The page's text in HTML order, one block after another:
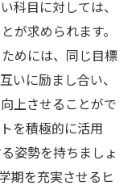
科目に対しては、
が求められます。
めには、同じ目標
いに励まし合い、
上させることがで
を積極的に活用
姿勢を持ちましょ
期を充実させるヒ